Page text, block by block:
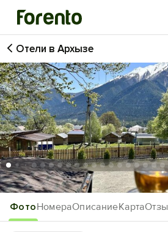
Войти
Избранное
История просмотра
Добавить свой объект
ФотоНомераОписаниеКарта
Отели в Архызе